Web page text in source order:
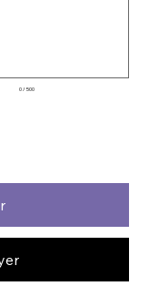
0 / 500